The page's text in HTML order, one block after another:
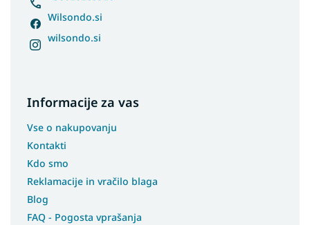
Wilsondo.si
wilsondo.si
Informacije za vas
Vse o nakupovanju
Kontakti
Kdo smo
Reklamacije in vračilo blaga
Blog
FAQ - Pogosta vprašanja